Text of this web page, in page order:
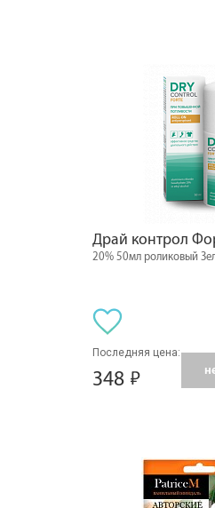
Драй контрол
20% 50мл роликовый
Последняя цена:
348